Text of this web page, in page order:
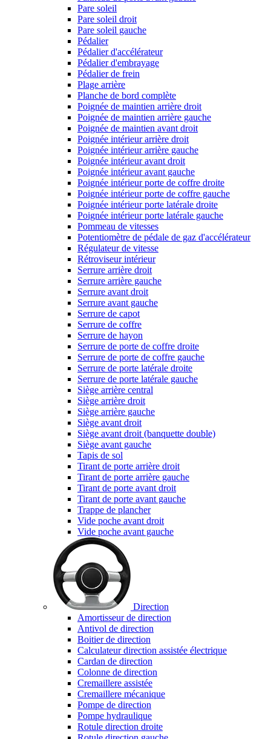
Pare soleil
Pare soleil droit
Pare soleil gauche
Pédalier
Pédalier d'accélérateur
Pédalier d'embrayage
Pédalier de frein
Plage arrière
Planche de bord complète
Poignée de maintien arrière droit
Poignée de maintien arrière gauche
Poignée de maintien avant droit
Poignée intérieur arrière droit
Poignée intérieur arrière gauche
Poignée intérieur avant droit
Poignée intérieur avant gauche
Poignée intérieur porte de coffre droite
Poignée intérieur porte de coffre gauche
Poignée intérieur porte latérale droite
Poignée intérieur porte latérale gauche
Pommeau de vitesses
Potentiomètre de pédale de gaz d'accélérateur
Régulateur de vitesse
Rétroviseur intérieur
Serrure arrière droit
Serrure arrière gauche
Serrure avant droit
Serrure avant gauche
Serrure de capot
Serrure de coffre
Serrure de hayon
Serrure de porte de coffre droite
Serrure de porte de coffre gauche
Serrure de porte latérale droite
Serrure de porte latérale gauche
Siège arrière central
Siège arrière droit
Siège arrière gauche
Siège avant droit
Siège avant droit (banquette double)
Siège avant gauche
Tapis de sol
Tirant de porte arrière droit
Tirant de porte arrière gauche
Tirant de porte avant droit
Tirant de porte avant gauche
Trappe de plancher
Vide poche avant droit
Vide poche avant gauche
Direction
Amortisseur de direction
Antivol de direction
Boitier de direction
Calculateur direction assistée électrique
Cardan de direction
Colonne de direction
Cremaillere assistée
Cremaillere mécanique
Pompe de direction
Pompe hydraulique
Rotule direction droite